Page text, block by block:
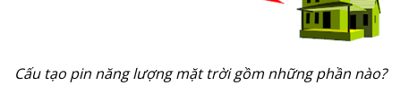
Cấu tạo pin năng lượng mặt trời gồm những phần nào?